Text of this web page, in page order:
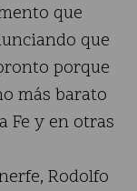
que
que
porque
más barato
Fe y en otras
Rodolfo